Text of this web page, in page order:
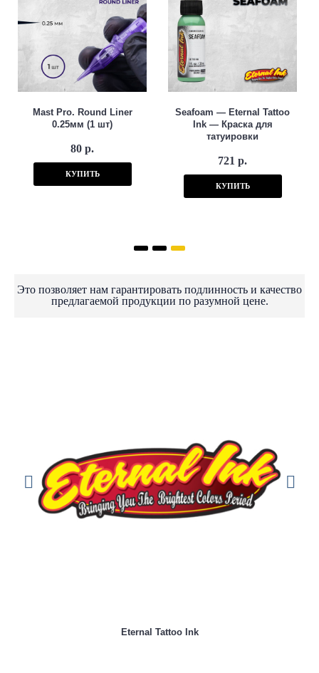
Mast Pro. Round Liner
0.25мм (1 шт)
80 р.
КУПИТЬ
Seafoam — Eternal Tattoo
Ink — Краска для
татуировки
721 р.
КУПИТЬ
Это позволяет нам гарантировать подлинность и качество
предлагаемой продукции по разумной цене.
Eternal Tattoo Ink